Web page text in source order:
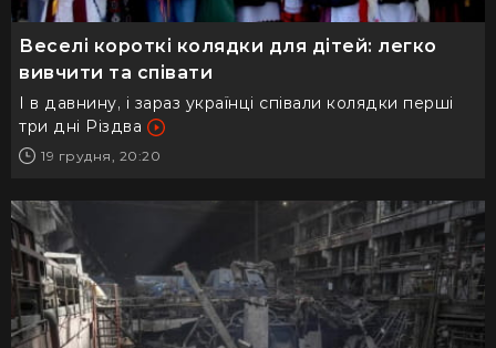
Веселі короткі колядки для дітей: легко
вивчити та співати
І в давнину, і зараз українці співали колядки перші
три дні Різдва
19 грудня, 20:20